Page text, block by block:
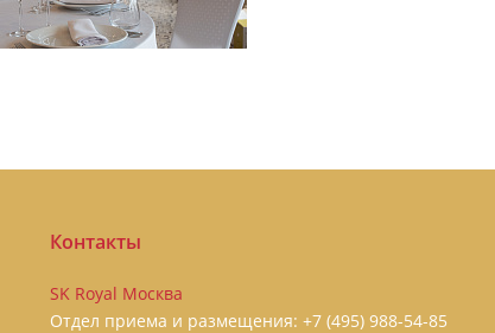
Контакты
SK Royal Москва
Отдел приема и размещения: +7 (495) 988-54-85